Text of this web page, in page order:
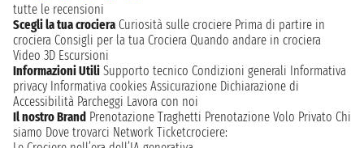
tutte le recensioni
Scegli la tua crociera Curiosità sulle crociere Prima di partire in
crociera Consigli per la tua Crociera Quando andare in crociera
Video 3D Escursioni
Informazioni Utili Supporto tecnico Condizioni generali Informativa
privacy Informativa cookies Assicurazione Dichiarazione di
Accessibilità Parcheggi Lavora con noi
Il nostro Brand Prenotazione Traghetti Prenotazione Volo Privato Chi
siamo Dove trovarci Network Ticketcrociere: